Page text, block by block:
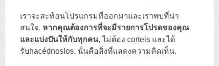
เราจะสะท้อนโปรแกรมที่ออกมาและเราพบที่น่า
สนใจ. หากคุณต้องการที่จะมีรายการโปรดของคุณ
และแบ่งปันให้กับทุกคน, ไม่ต้อง corteis และได้
รับhacédnoslos. นั่นคือสิ่งที่แสดงความคิดเห็น.